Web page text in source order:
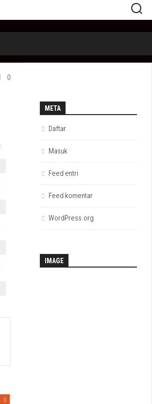
0
0
META
Daftar
Masuk
Feed entri
Feed komentar
WordPress.org
IMAGE